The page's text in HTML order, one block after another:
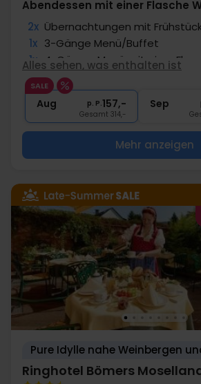
Abendessen mit einer Flasche
2x Übernachtungen mit
1x 3-Gänge Menü/Buffet
1x 4-Gänge-Menü mit einer
1x 1 Begrüßungsgetränk
∞ Gratis Nutzung Pool, Sauna,
Alles sehen, was enthalten ist
SALE
Aug p. P.157,-
Gesamt 314,-
Sep
Mehr anzeigen
Pure Idylle nahe Weinbergen
Ringhotel Bömers